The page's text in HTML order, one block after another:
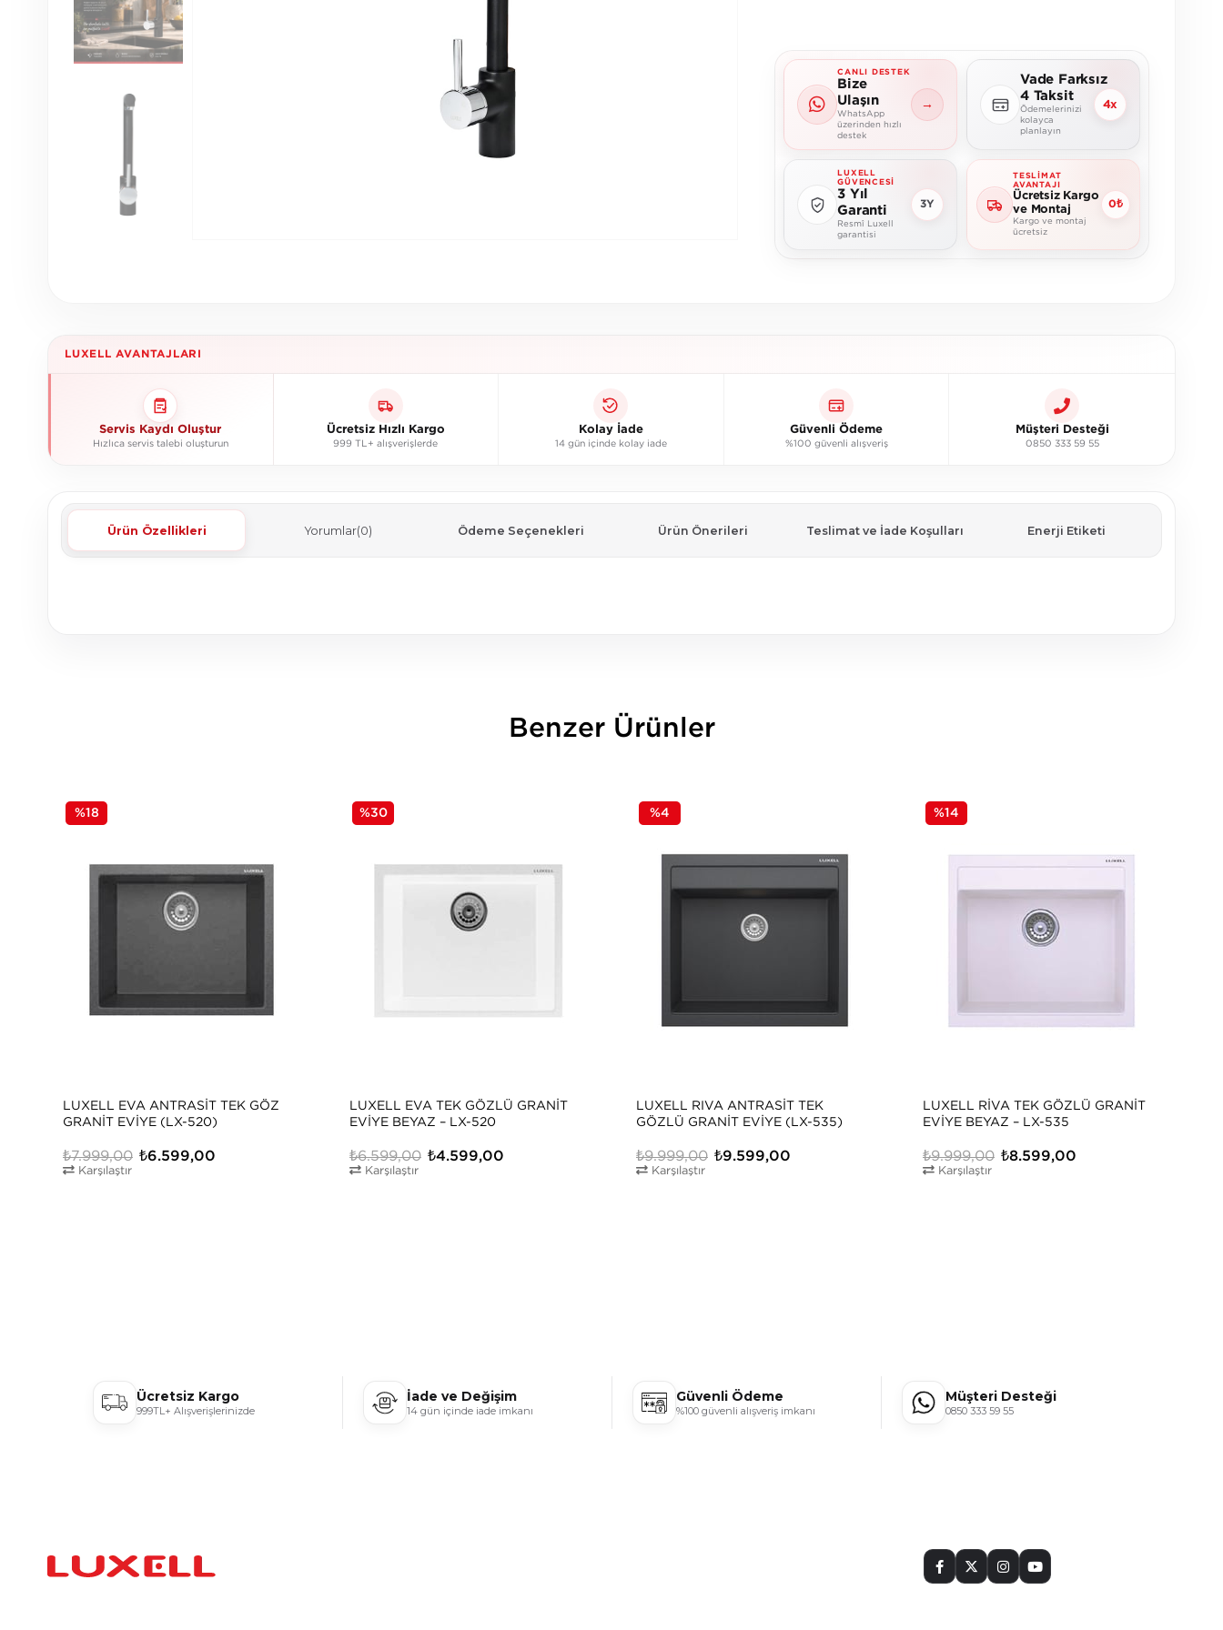
CANLI DESTEK
Bize
Ulaşın
WhatsApp
üzerinden hızlı
destek
→
Vade Farksız
4 Taksit
Ödemelerinizi
kolayca
planlayın
4x
LUXELL
GÜVENCESI
3 Yıl
Garanti
Resmî Luxell
garantisi
3Y
TESLIMAT
AVANTAJI
Ücretsiz Kargo
ve Montaj
Kargo ve montaj
ücretsiz
0₺
LUXELL AVANTAJLARI
Servis Kaydı Oluştur
Hızlıca servis talebi oluşturun
Ücretsiz Hızlı Kargo
999 TL+ alışverişlerde
Kolay İade
14 gün içinde kolay iade
Güvenli Ödeme
%100 güvenli alışveriş
Müşteri Desteği
0850 333 59 55
Ürün Özellikleri Yorumlar(0) Ödeme Seçenekleri Ürün Önerileri Teslimat ve İade Koşulları Enerji Etiketi
Benzer Ürünler
LUXELL EVA ANTRASIT TEK GÖZ
GRANIT EVIYE (LX-520)
₺6.599,00
₺7.999,00
Karşılaştır
%18
LUXELL EVA TEK GÖZLÜ GRANIT
EVIYE BEYAZ – LX-520
₺4.599,00
₺6.599,00
Karşılaştır
%30
LUXELL RIVA ANTRASIT TEK
GÖZLÜ GRANIT EVIYE (LX-535)
₺9.599,00
₺9.999,00
Karşılaştır
%4
LUXELL RIVA TEK GÖZLÜ GRANIT
EVIYE BEYAZ – LX-535
₺8.599,00
₺9.999,00
Karşılaştır
%14
Ücretsiz Kargo
999TL+ Alışverişlerinizde
İade ve Değişim
14 gün içinde iade imkanı
Güvenli Ödeme
%100 güvenli alışveriş imkanı
Müşteri Desteği
0850 333 59 55